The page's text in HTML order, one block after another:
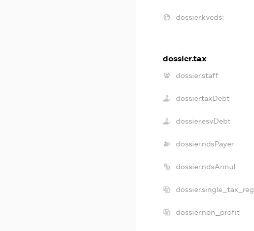
dossier.kveds:
dossier.tax
dossier.staff
dossier.taxDebt
dossier.esvDebt
dossier.ndsPayer
dossier.ndsAnnul
dossier.single_tax_reg
dossier.non_profit